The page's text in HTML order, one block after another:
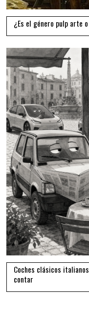
¿Es el género pulp arte
Coches clásicos
contar